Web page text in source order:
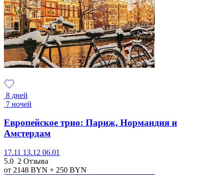
8 дней
7 ночей
Европейское трио: Париж, Нормандия и
Амстердам
17.11 13.12 06.01
5.0 2 Отзыва
от 2148 BYN + 250 BYN